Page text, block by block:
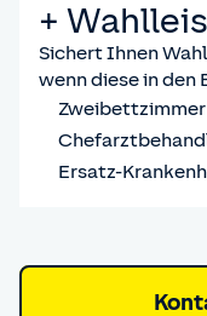
+
Sichert Ihnen
wenn diese in
Zweibettzimmer
Ersatz-